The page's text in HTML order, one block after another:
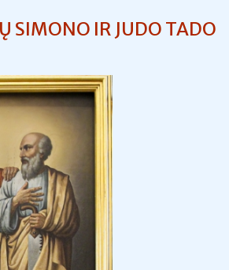
SIMONO IR JUDO TADO